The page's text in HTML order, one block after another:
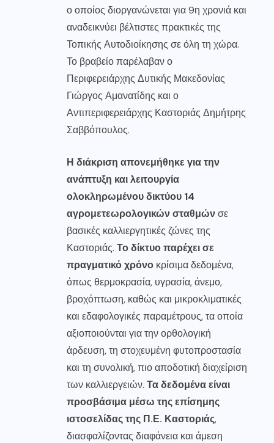
ο οποίος διοργανώνεται για 9η χρονιά και
αναδεικνύει βέλτιστες πρακτικές της
Τοπικής Αυτοδιοίκησης σε όλη τη χώρα.
Το βραβείο παρέλαβαν ο
Περιφερειάρχης Δυτικής Μακεδονίας
Γιώργος Αμανατίδης και ο
Αντιπεριφερειάρχης Καστοριάς Δημήτρης
Σαββόπουλος.
Η διάκριση απονεμήθηκε για την
ανάπτυξη και λειτουργία
ολοκληρωμένου δικτύου 14
αγρομετεωρολογικών σταθμώνσε
βασικές καλλιεργητικές ζώνες της
Καστοριάς. Το δίκτυο παρέχει σε
πραγματικό χρόνο κρίσιμα δεδομένα,
όπως θερμοκρασία, υγρασία, άνεμο,
βροχόπτωση, καθώς και μικροκλιματικές
και εδαφολογικές παραμέτρους, τα οποία
αξιοποιούνται για την ορθολογική
άρδευση, τη στοχευμένη φυτοπροστασία
και τη συνολική, πιο αποδοτική διαχείριση
των καλλιεργειών. Τα δεδομένα είναι
προσβάσιμα μέσω της επίσημης
ιστοσελίδας της Π.Ε. Καστοριάς,
διασφαλίζοντας διαφάνεια και άμεση